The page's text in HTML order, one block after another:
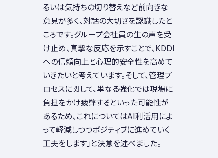
るいは気持ちの切り替えなど前向きな
意見が多く、対話の大切さを認識したと
ころです。グループ会社員の生の声を受
け止め、真摯な反応を示すことで、KDDI
への信頼向上と心理的安全性を高めて
いきたいと考えています。そして、管理プ
ロセスに関して、単なる強化では現場に
負担をかけ疲弊するといった可能性が
あるため、これについてはAI利活用によ
って軽減しつつポジティブに進めていく
工夫をします」と決意を述べました。